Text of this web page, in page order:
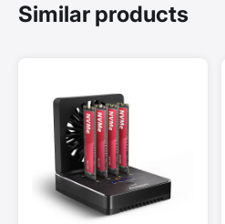
Similar products